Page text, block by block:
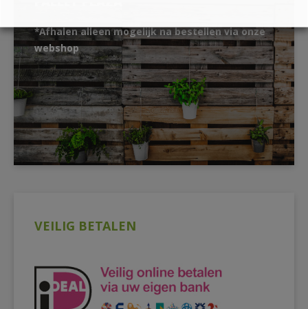
*Afhalen alleen mogelijk na bestellen via onze
webshop
VEILIG BETALEN